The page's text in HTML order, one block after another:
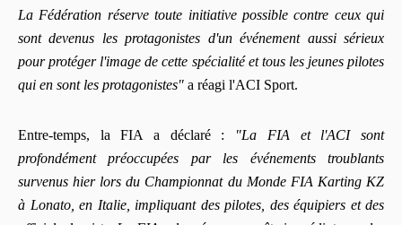
La Fédération réserve toute initiative possible contre ceux qui
sont devenus les protagonistes d'un événement aussi sérieux
pour protéger l'image de cette spécialité et tous les jeunes pilotes
qui en sont les protagonistes" a réagi l'ACI Sport.
Entre-temps, la FIA a déclaré :
"La FIA et l'ACI sont
profondément préoccupées par les événements troublants
survenus hier lors du Championnat du Monde FIA ​​Karting KZ
à Lonato, en Italie, impliquant des pilotes, des équipiers et des